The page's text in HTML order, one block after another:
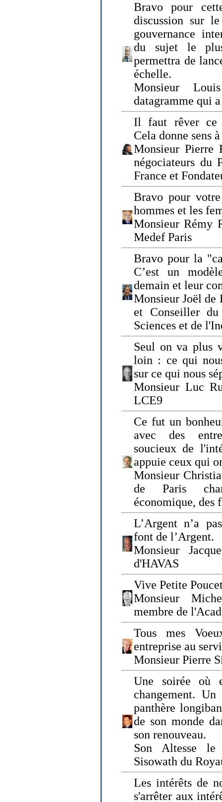
Bravo pour
discussion sur
gouvernance
du sujet le
permettra de
échelle.
Monsieur
datagramme qui
Il faut rêver ce
Cela donne sens
Monsieur Pierre
négociateurs du
France et
Bravo pour
hommes et les
Monsieur Rémy
Medef Paris
Bravo pour la
C’est un
demain et leur
Monsieur Joël de
et Conseiller
Sciences et de
Seul on va plus
loin : ce qui
sur ce qui nous
Monsieur Luc
LCE9
Ce fut un
avec des
soucieux de
appuie ceux qui
Monsieur
de Paris
économique, des
L’Argent n’a
font de l’Argent.
Monsieur
d'HAVAS
Vive Petite
Monsieur
membre de
Tous mes
entreprise au
Monsieur Pierre
Une soirée où
changement.
panthère
de son monde
son renouveau.
Son Altesse le
Sisowath du
Les intérêts de
s'arrêter aux